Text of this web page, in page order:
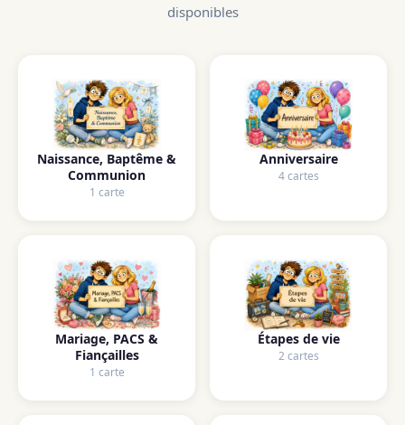
disponibles
Naissance, Baptême &
Communion
1 carte
Anniversaire
4 cartes
Mariage, PACS &
Fiançailles
1 carte
Étapes de vie
2 cartes